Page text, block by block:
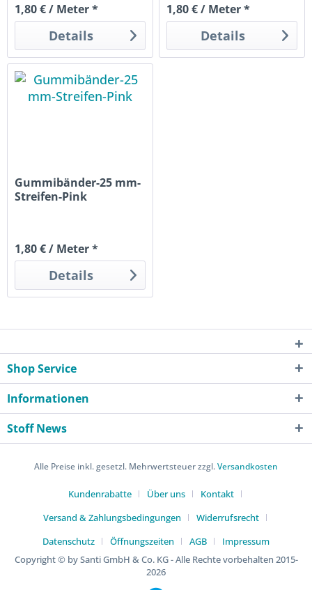
1,80 € / Meter *
Details
1,80 € / Meter *
Details
Gummibänder-25 mm-
Streifen-Pink
1,80 € / Meter *
Details
Shop Service
Informationen
Stoff News
Alle Preise inkl. gesetzl. Mehrwertsteuer zzgl.Versandkosten
Kundenrabatte Über uns
Kontakt
Versand & Zahlungsbedingungen
Widerrufsrecht
Datenschutz
Öffnungszeiten AGB
Impressum
Copyright © by Santi GmbH & Co. KG - Alle Rechte vorbehalten 2015-
2026